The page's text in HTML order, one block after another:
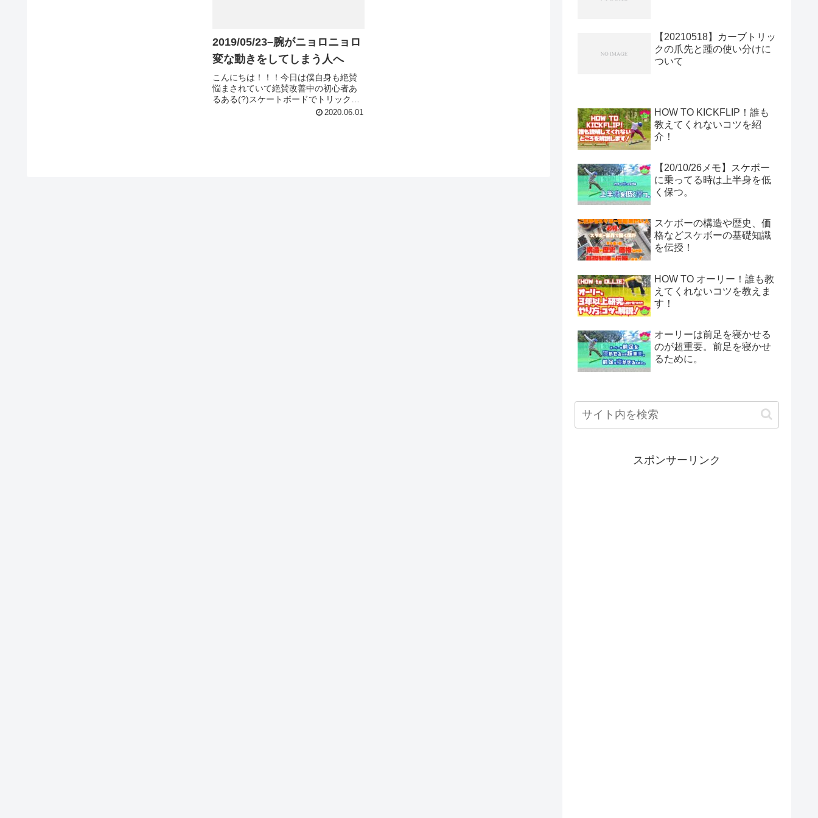
2019/05/23–腕がニョロニョロ
変な動きをしてしまう人へ
こんにちは！！！今日は僕自身も絶賛
悩まされていて絶賛改善中の初心者あ
るある(?)スケートボードでトリックを
やる時の腕の動き変、気持ち悪い、動
2020.06.01
【20210518】カーブトリッ
クの爪先と踵の使い分けに
ついて
HOW TO KICKFLIP！誰も
教えてくれないコツを紹
介！
【20/10/26メモ】スケボー
に乗ってる時は上半身を低
く保つ。
スケボーの構造や歴史、価
格などスケボーの基礎知識
を伝授！
HOW TO オーリー！誰も教
えてくれないコツを教えま
す！
オーリーは前足を寝かせる
のが超重要。前足を寝かせ
るために。
スポンサーリンク